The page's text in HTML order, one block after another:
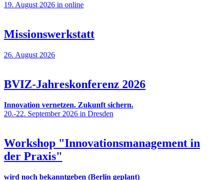
19. August 2026 in online
Missionswerkstatt
26. August 2026
BVIZ-Jahreskonferenz 2026
Innovation vernetzen. Zukunft sichern.
20.-22. September 2026 in Dresden
Workshop "Innovationsmanagement in
der Praxis"
wird noch bekanntgeben (Berlin geplant)